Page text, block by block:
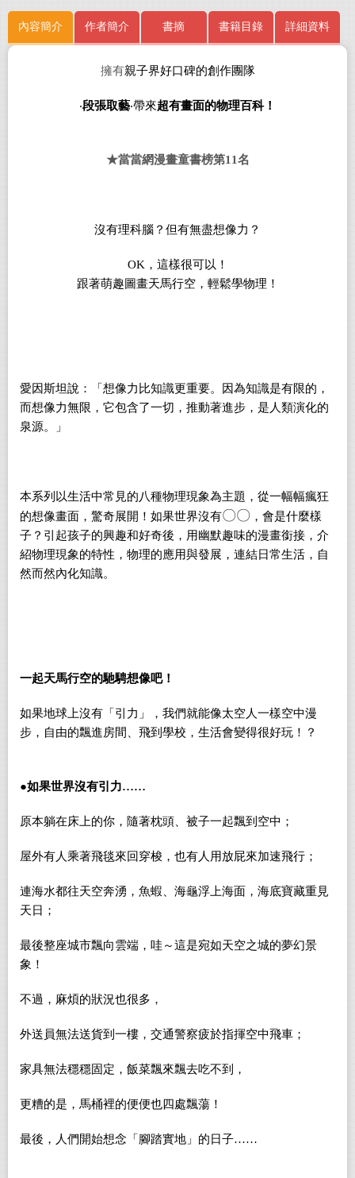
內容簡介 作者簡介 書摘 書籍目錄 詳細資料
擁有親子界好口碑的創作團隊
‧段張取藝‧帶來超有畫面的物理百科！
★當當網漫畫童書榜第11名
沒有理科腦？但有無盡想像力？
OK ，這樣很可以！
跟著萌趣圖畫天馬行空，輕鬆學物理！
愛因斯坦說：「想像力比知識更重要。因為知識是有限的，
而想像力無限，它包含了一切，推動著進步，是人類演化的
泉源。」
本系列以生活中常見的八種物理現象為主題，從一幅幅瘋狂
的想像畫面，驚奇展開！如果世界沒有〇〇 ，會是什麼樣
子？引起孩子的興趣和好奇後，用幽默趣味的漫畫銜接，介
紹物理現象的特性，物理的應用與發展，連結日常生活，自
然而然內化知識。
一起天馬行空的馳騁想像吧！
如果地球上沒有「引力」，我們就能像太空人一樣空中漫
步，自由的飄進房間、飛到學校，生活會變得很好玩！？
●如果世界沒有引力……
原本躺在床上的你，隨著枕頭、被子一起飄到空中；
屋外有人乘著飛毯來回穿梭，也有人用放屁來加速飛行；
連海水都往天空奔湧，魚蝦、海龜浮上海面，海底寶藏重見
天日；
最後整座城市飄向雲端，哇～這是宛如天空之城的夢幻景
象！
不過，麻煩的狀況也很多，
外送員無法送貨到一樓，交通警察疲於指揮空中飛車；
家具無法穩穩固定，飯菜飄來飄去吃不到，
更糟的是，馬桶裡的便便也四處飄蕩！
最後，人們開始想念「腳踏實地」的日子……